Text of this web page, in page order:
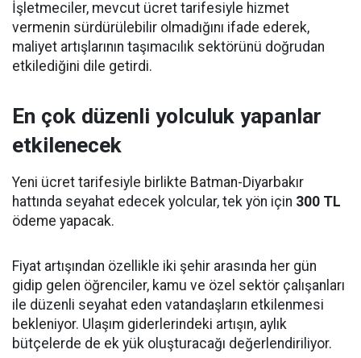
İşletmeciler, mevcut ücret tarifesiyle hizmet
vermenin sürdürülebilir olmadığını ifade ederek,
maliyet artışlarının taşımacılık sektörünü doğrudan
etkilediğini dile getirdi.
En çok düzenli yolculuk yapanlar
etkilenecek
Yeni ücret tarifesiyle birlikte Batman-Diyarbakır
hattında seyahat edecek yolcular, tek yön için 300 TL
ödeme yapacak.
Fiyat artışından özellikle iki şehir arasında her gün
gidip gelen öğrenciler, kamu ve özel sektör çalışanları
ile düzenli seyahat eden vatandaşların etkilenmesi
bekleniyor. Ulaşım giderlerindeki artışın, aylık
bütçelerde de ek yük oluşturacağı değerlendiriliyor.